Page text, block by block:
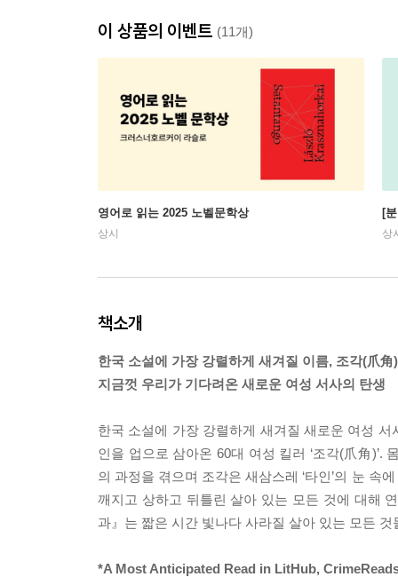
이 상품의 이벤트 (11개)
영어로 읽는 2025 노벨문학상
상시
[
상
책소개
한국 소설에 가장 강렬하게 새겨질 이름, 조각(爪角)
지금껏 우리가 기다려온 새로운 여성 서사의 탄생
한국 소설에 가장 강렬하게 새겨질 새로운 여성
인을 업으로 삼아온 60대 여성 킬러 ‘조각(爪角
의 과정을 겪으며 조각은 새삼스레 ‘타인’의 눈 속
깨지고 상하고 뒤틀린 살아 있는 모든 것에 대해
과』는 짧은 시간 빛나다 사라질 살아 있는 모든
*A Most Anticipated Read in LitHub,